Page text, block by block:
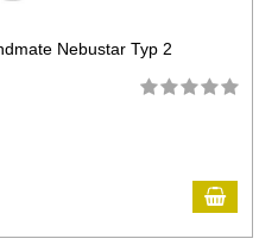
Nebustar Typ 2